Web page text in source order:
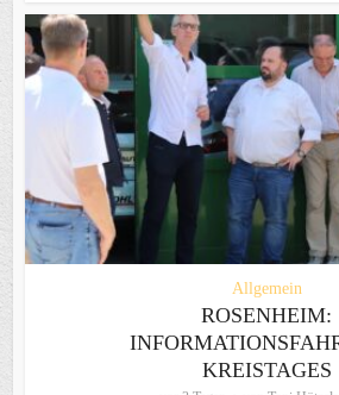
Allgemein
ROSENHEIM:
KREISTAGES